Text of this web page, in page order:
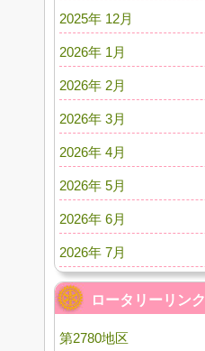
2025年 12月
2026年 1月
2026年 2月
2026年 3月
2026年 4月
2026年 5月
2026年 6月
2026年 7月
ロータリーリンク
第2780地区